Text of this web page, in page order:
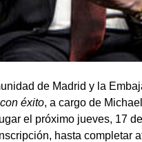
de Madrid y la
éxito, a cargo de
el próximo jueves, 17
hasta completar